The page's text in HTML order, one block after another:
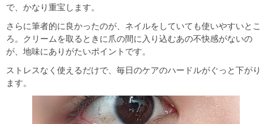
で、かなり重宝します。
さらに筆者的に良かったのが、ネイルをしていても使いやすいとこ
ろ。クリームを取るときに爪の間に入り込むあの不快感がないの
が、地味にありがたいポイントです。
ストレスなく使えるだけで、毎日のケアのハードルがぐっと下がり
ます。